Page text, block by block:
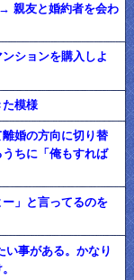
親友と婚約者を会わ
ションを購入しよ
た模様
婚の方向に切り替
ちに「俺もすれば
」と言ってるのを
い事がある。かなり